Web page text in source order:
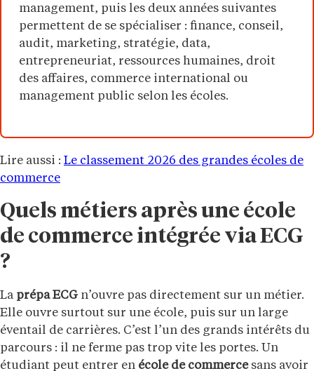
management, puis les deux années suivantes
permettent de se spécialiser : finance, conseil,
audit, marketing, stratégie, data,
entrepreneuriat, ressources humaines, droit
des affaires, commerce international ou
management public selon les écoles.
Lire aussi : Le classement 2026 des grandes écoles de
commerce
Quels métiers après une école
de commerce intégrée via ECG
?
La prépa ECG n’ouvre pas directement sur un métier.
Elle ouvre surtout sur une école, puis sur un large
éventail de carrières. C’est l’un des grands intérêts du
parcours : il ne ferme pas trop vite les portes. Un
étudiant peut entrer en école de commercesans avoir